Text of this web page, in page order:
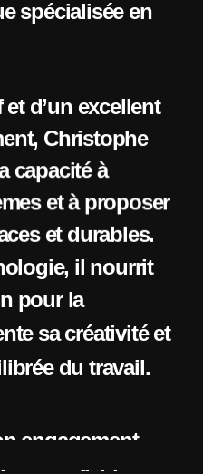
spécialisée en
d’un excellent
Christophe
capacité à
et à proposer
et durables.
il nourrit
pour la
sa créativité et
du travail.